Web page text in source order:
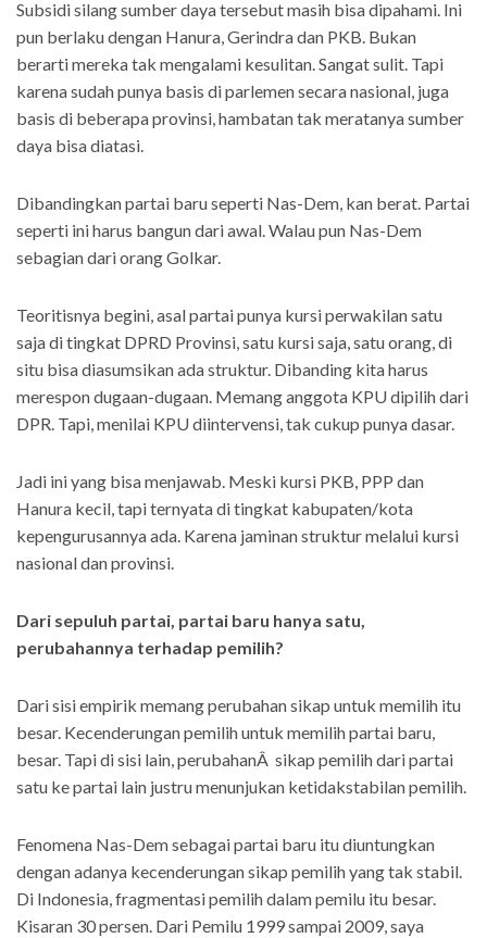
Subsidi silang sumber daya tersebut masih bisa dipahami. Ini
pun berlaku dengan Hanura, Gerindra dan PKB. Bukan
berarti mereka tak mengalami kesulitan. Sangat sulit. Tapi
karena sudah punya basis di parlemen secara nasional, juga
basis di beberapa provinsi, hambatan tak meratanya sumber
daya bisa diatasi.
Dibandingkan partai baru seperti Nas-Dem, kan berat. Partai
seperti ini harus bangun dari awal. Walau pun Nas-Dem
sebagian dari orang Golkar.
Teoritisnya begini, asal partai punya kursi perwakilan satu
saja di tingkat DPRD Provinsi, satu kursi saja, satu orang, di
situ bisa diasumsikan ada struktur. Dibanding kita harus
merespon dugaan-dugaan. Memang anggota KPU dipilih dari
DPR. Tapi, menilai KPU diintervensi, tak cukup punya dasar.
Jadi ini yang bisa menjawab. Meski kursi PKB, PPP dan
Hanura kecil, tapi ternyata di tingkat kabupaten/kota
kepengurusannya ada. Karena jaminan struktur melalui kursi
nasional dan provinsi.
Dari sepuluh partai, partai baru hanya satu,
perubahannya terhadap pemilih?
Dari sisi empirik memang perubahan sikap untuk memilih itu
besar. Kecenderungan pemilih untuk memilih partai baru,
besar. Tapi di sisi lain, perubahanÂ sikap pemilih dari partai
satu ke partai lain justru menunjukan ketidakstabilan pemilih.
Fenomena Nas-Dem sebagai partai baru itu diuntungkan
dengan adanya kecenderungan sikap pemilih yang tak stabil.
Di Indonesia, fragmentasi pemilih dalam pemilu itu besar.
Kisaran 30 persen. Dari Pemilu 1999 sampai 2009, saya